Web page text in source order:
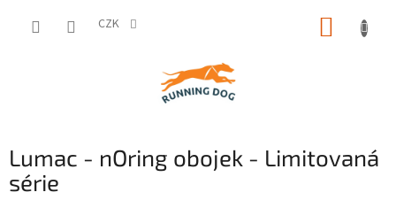
CZK
Lumac - nOring obojek - Limitovaná
série